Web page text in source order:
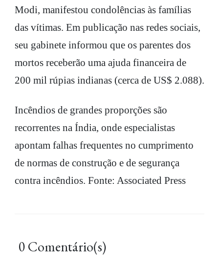
Modi, manifestou condolências às famílias
das vítimas. Em publicação nas redes sociais,
seu gabinete informou que os parentes dos
mortos receberão uma ajuda financeira de
200 mil rúpias indianas (cerca de US$ 2.088).
Incêndios de grandes proporções são
recorrentes na Índia, onde especialistas
apontam falhas frequentes no cumprimento
de normas de construção e de segurança
contra incêndios. Fonte: Associated Press
0 Comentário(s)